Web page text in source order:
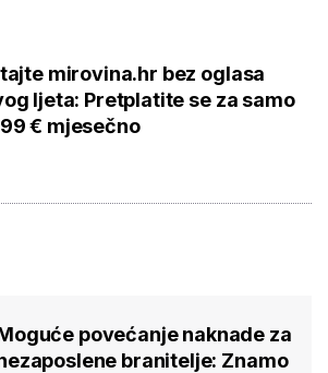
mirovina.hr bez oglasa
ljeta: Pretplatite se za samo
€ mjesečno
povećanje naknade za
branitelje: Znamo